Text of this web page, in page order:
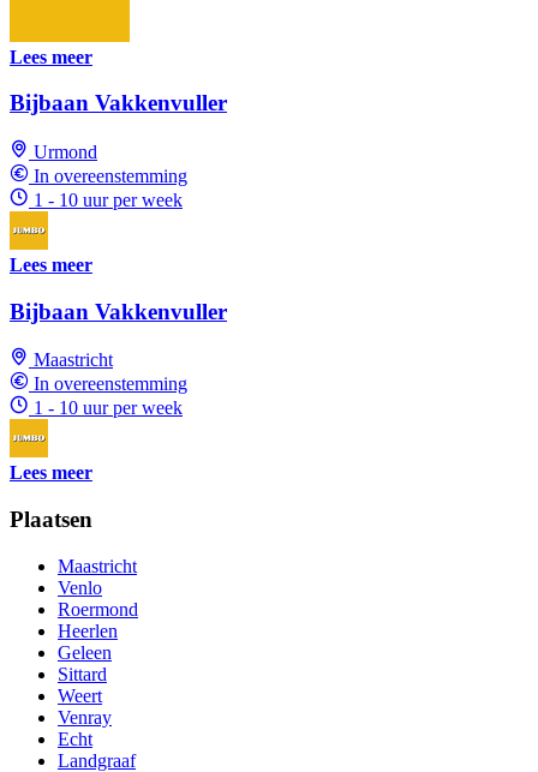
Lees meer
Bijbaan Vakkenvuller
Urmond
In overeenstemming
1 - 10 uur per week
Lees meer
Bijbaan Vakkenvuller
Maastricht
In overeenstemming
1 - 10 uur per week
Lees meer
Plaatsen
Maastricht
Venlo
Roermond
Heerlen
Geleen
Sittard
Weert
Venray
Echt
Landgraaf